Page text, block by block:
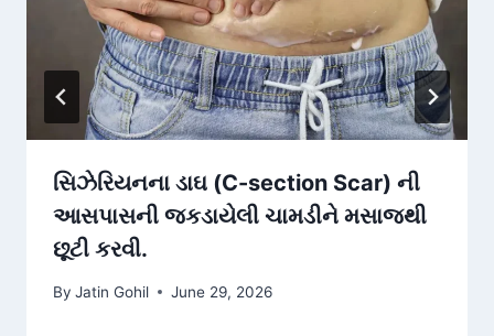
સિઝેરિયનના ડાઘ (C-section Scar) ની
આસપાસની જકડાયેલી ચામડીને મસાજથી
છૂટી કરવી.
By Jatin Gohil June 29, 2026